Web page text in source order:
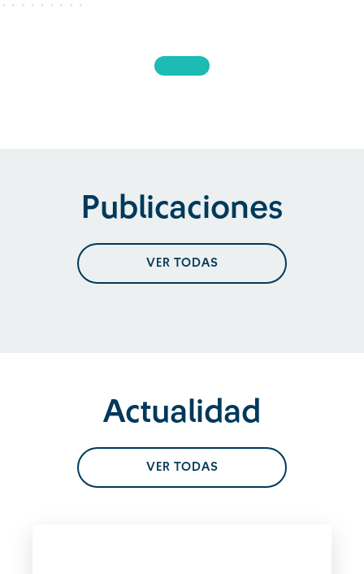
Publicaciones
VER TODAS
Actualidad
VER TODAS